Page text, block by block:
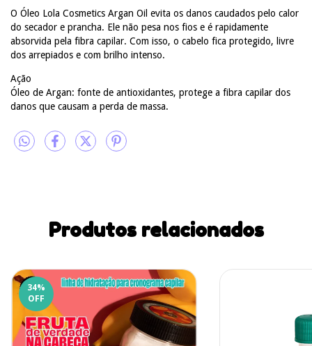
O Óleo Lola Cosmetics Argan Oil evita os danos caudados pelo calor
do secador e prancha. Ele não pesa nos fios e é rapidamente
absorvida pela fibra capilar. Com isso, o cabelo fica protegido, livre
dos arrepiados e com brilho intenso.
Ação
Óleo de Argan: fonte de antioxidantes, protege a fibra capilar dos
danos que causam a perda de massa.
Produtos relacionados
34%
OFF